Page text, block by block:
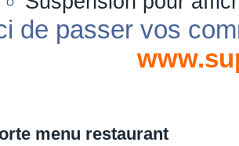
de passer vos
menu restaurant